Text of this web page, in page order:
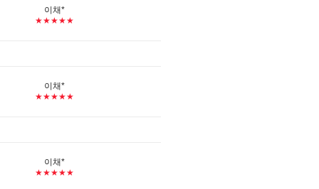
이채*
★★★★★
이채*
★★★★★
이채*
★★★★★